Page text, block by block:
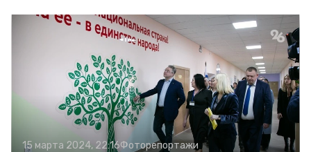
15 марта 2024, 22:16Фоторепортажи